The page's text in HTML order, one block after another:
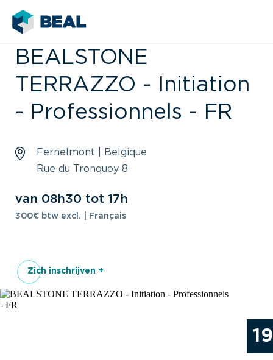
19
BEALSTONE
TERRAZZO - Initiation
- Professionnels - FR
Fernelmont | Belgique
Rue du Tronquoy 8
van 08h30 tot 17h
300€ btw excl. | Français
Zich inschrijven +